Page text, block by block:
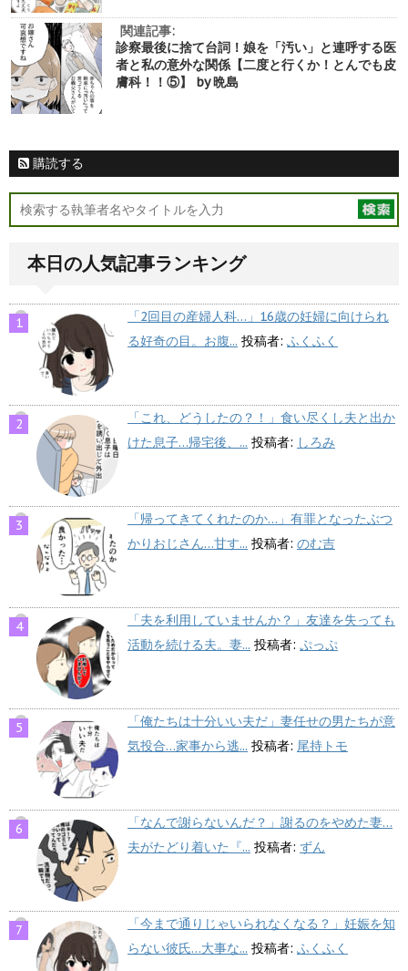
関連記事:
診察最後に捨て台詞！娘を「汚い」と連呼する医
者と私の意外な関係【二度と行くか！とんでも皮
膚科！！⑤】 by 晩島
購読する
本日の人気記事ランキング
「2回目の産婦人科…」16歳の妊婦に向けられ
る好奇の目。お腹... 投稿者: ふくふく
「これ、どうしたの？！」食い尽くし夫と出か
けた息子…帰宅後、... 投稿者: しろみ
「帰ってきてくれたのか…」有罪となったぶつ
かりおじさん…甘す... 投稿者: のむ吉
「夫を利用していませんか？」友達を失っても
活動を続ける夫。妻... 投稿者: ぷっぷ
「俺たちは十分いい夫だ」妻任せの男たちが意
気投合…家事から逃... 投稿者: 尾持トモ
「なんで謝らないんだ？」謝るのをやめた妻…
夫がたどり着いた『... 投稿者: ずん
「今まで通りじゃいられなくなる？」妊娠を知
らない彼氏…大事な... 投稿者: ふくふく